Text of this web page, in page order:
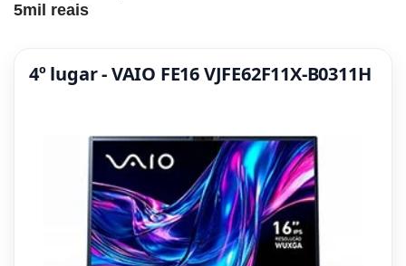
5mil reais
4º lugar - VAIO FE16 VJFE62F11X-B0311H